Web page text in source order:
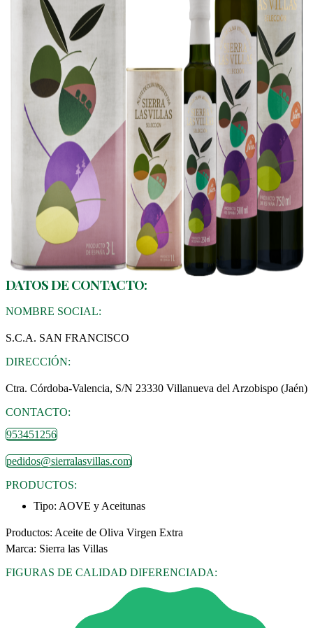
DATOS DE CONTACTO:
NOMBRE SOCIAL:
S.C.A. SAN FRANCISCO
DIRECCIÓN:
Ctra. Córdoba-Valencia, S/N 23330 Villanueva del Arzobispo (Jaén)
CONTACTO:
953451256
pedidos@sierralasvillas.com
PRODUCTOS:
Tipo: AOVE y Aceitunas
Productos: Aceite de Oliva Virgen Extra
Marca: Sierra las Villas
FIGURAS DE CALIDAD DIFERENCIADA: